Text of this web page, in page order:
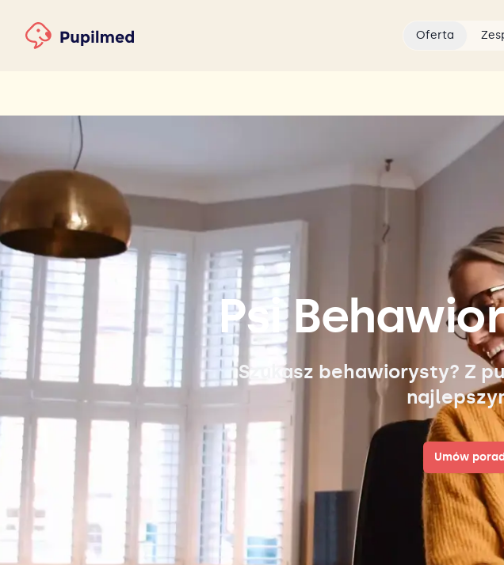
Oferta
Psi
Szukasz behawiorysty? Z
Umów